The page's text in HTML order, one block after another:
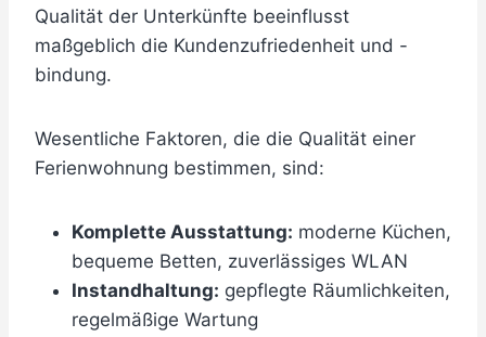
Qualität der Unterkünfte beeinflusst
maßgeblich die Kundenzufriedenheit und -
bindung.
Wesentliche Faktoren, die die Qualität einer
Ferienwohnung bestimmen, sind:
Komplette Ausstattung: moderne Küchen,
bequeme Betten, zuverlässiges WLAN
Instandhaltung: gepflegte Räumlichkeiten,
regelmäßige Wartung